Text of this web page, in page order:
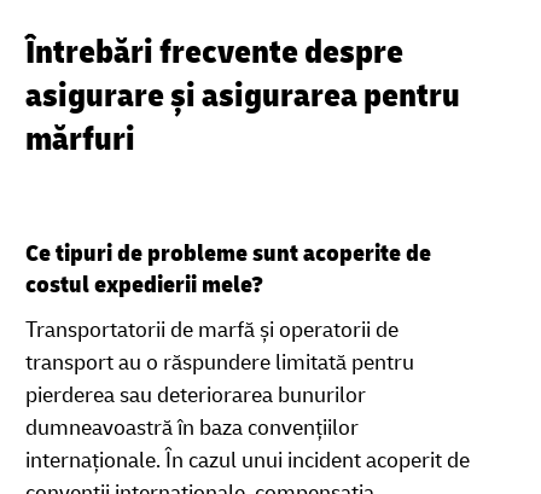
Întrebări frecvente despre
asigurare și asigurarea pentru
mărfuri
Ce tipuri de probleme sunt acoperite de
costul expedierii mele?
Transportatorii de marfă și operatorii de
transport au o răspundere limitată pentru
pierderea sau deteriorarea bunurilor
dumneavoastră în baza convențiilor
internaționale. În cazul unui incident acoperit de